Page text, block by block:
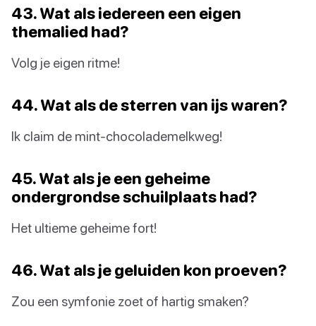
43. Wat als iedereen een eigen
themalied had?
Volg je eigen ritme!
44. Wat als de sterren van ijs waren?
Ik claim de mint-chocolademelkweg!
45. Wat als je een geheime
ondergrondse schuilplaats had?
Het ultieme geheime fort!
46. Wat als je geluiden kon proeven?
Zou een symfonie zoet of hartig smaken?